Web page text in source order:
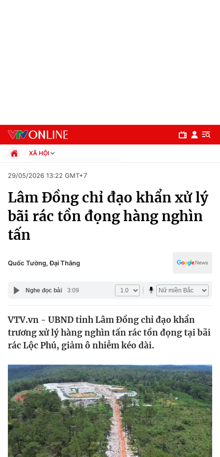
Chuyên mục
Chính trị
Thế giới
Thế giới đó đây
Câu chuyện quốc tế
Kinh tế
Tài chính
Thị trường
Góc doanh nghiệp
Dữ liệu và đời sống
Truyền hình
Phim VTV
Giải trí
XÃ HỘI
Xã hội
Pháp luật
Thể thao
Đời sống
Giáo dục
29/05/2026 13:22 GMT+7
Lâm Đồng chỉ đạo khẩn xử lý
bãi rác tồn đọng hàng nghìn
tấn
Quốc Tường, Đại Thắng
Nghe đọc bài 3:09
VTV.vn - UBND tỉnh Lâm Đồng chỉ đạo khẩn
trương xử lý hàng nghìn tấn rác tồn đọng tại bãi
rác Lộc Phú, giảm ô nhiễm kéo dài.